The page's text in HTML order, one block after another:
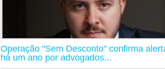
Operação "Sem Desconto" confirma
há um ano por advogados...